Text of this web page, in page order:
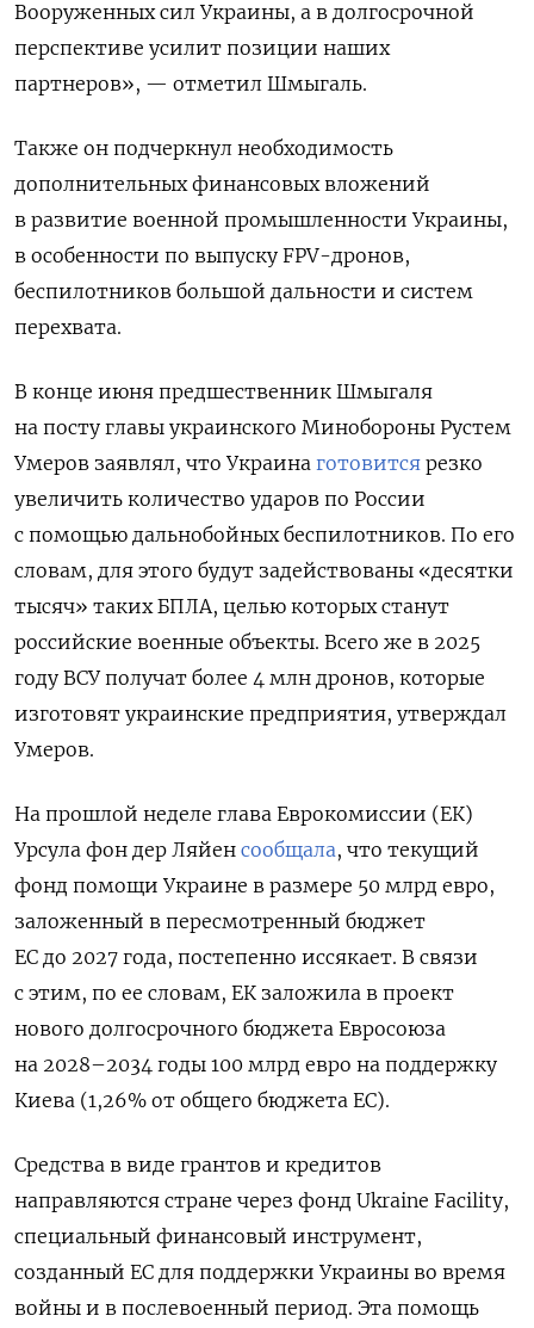
Вооруженных сил Украины, а в долгосрочной
перспективе усилит позиции наших
партнеров», — отметил Шмыгаль.
Также он подчеркнул необходимость
дополнительных финансовых вложений
в развитие военной промышленности Украины,
в особенности по выпуску FPV-дронов,
беспилотников большой дальности и систем
перехвата.
В конце июня предшественник Шмыгаля
на посту главы украинского Минобороны Рустем
Умеров заявлял, что Украина готовится резко
увеличить количество ударов по России
с помощью дальнобойных беспилотников. По его
словам, для этого будут задействованы «десятки
тысяч» таких БПЛА, целью которых станут
российские военные объекты. Всего же в 2025
году ВСУ получат более 4 млн дронов, которые
изготовят украинские предприятия, утверждал
Умеров.
На прошлой неделе глава Еврокомиссии (ЕК)
Урсула фон дер Ляйен сообщала, что текущий
фонд помощи Украине в размере 50 млрд евро,
заложенный в пересмотренный бюджет
ЕС до 2027 года, постепенно иссякает. В связи
с этим, по ее словам, ЕК заложила в проект
нового долгосрочного бюджета Евросоюза
на 2028–2034 годы 100 млрд евро на поддержку
Киева (1,26% от общего бюджета ЕС).
Средства в виде грантов и кредитов
направляются стране через фонд Ukraine Facility,
специальный финансовый инструмент,
созданный ЕС для поддержки Украины во время
войны и в послевоенный период. Эта помощь